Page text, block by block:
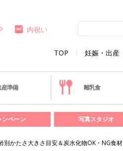
TOP 妊娠・出産
内祝い
産準備 離乳食
ンペーン 写真スタジオ
別かたさ大きさ目安＆炭水化物OK・NG食材